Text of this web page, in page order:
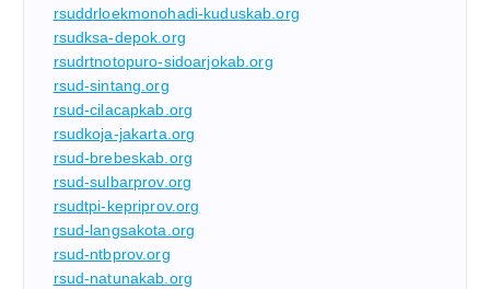
rsuddrloekmonohadi-kuduskab.org
rsudksa-depok.org
rsudrtnotopuro-sidoarjokab.org
rsud-sintang.org
rsud-cilacapkab.org
rsudkoja-jakarta.org
rsud-brebeskab.org
rsud-sulbarprov.org
rsudtpi-kepriprov.org
rsud-langsakota.org
rsud-ntbprov.org
rsud-natunakab.org